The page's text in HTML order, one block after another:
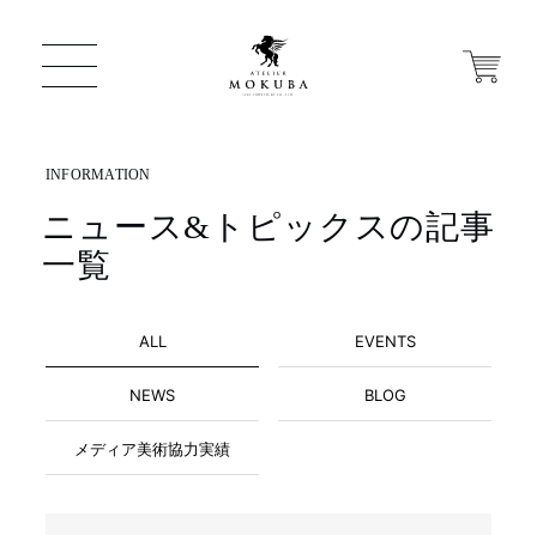
ONLINE STORE
一枚板 ATELIER MOKUBA HOME
MOKUBA について
ニュース&トピックスの記事
一覧
ALL EVENTS
NEWS BLOG
メディア美術協力実績